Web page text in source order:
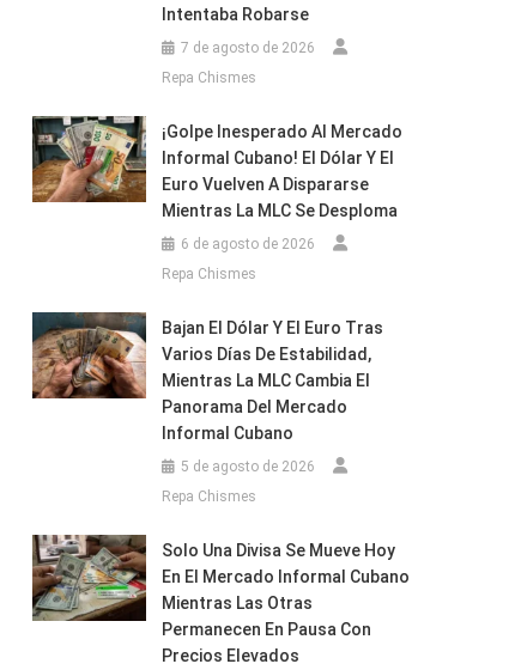
Intentaba Robarse
7 de agosto de 2026
Repa Chismes
¡Golpe Inesperado Al Mercado
Informal Cubano! El Dólar Y El
Euro Vuelven A Dispararse
Mientras La MLC Se Desploma
6 de agosto de 2026
Repa Chismes
Bajan El Dólar Y El Euro Tras
Varios Días De Estabilidad,
Mientras La MLC Cambia El
Panorama Del Mercado
Informal Cubano
5 de agosto de 2026
Repa Chismes
Solo Una Divisa Se Mueve Hoy
En El Mercado Informal Cubano
Mientras Las Otras
Permanecen En Pausa Con
Precios Elevados